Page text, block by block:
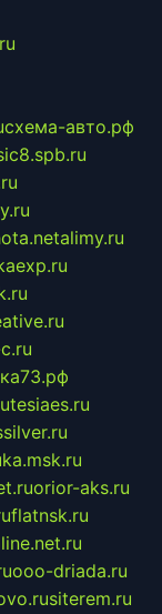
схема-авто.рф
alimy.ru
tesiaes.ru
orior-aks.ru
flatnsk.ru
ooo-driada.ru
siterem.ru